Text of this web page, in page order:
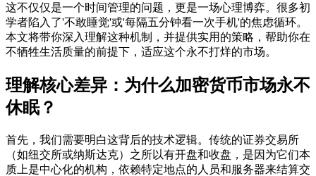
这不仅仅是一个时间管理的问题，更是一场心理博弈。很多初
学者陷入了'不敢睡觉'或'每隔五分钟看一次手机'的焦虑循环。
本文将带你深入理解这种机制，并提供实用的策略，帮助你在
不牺牲生活质量的前提下，适应这个永不打烊的市场。
理解核心差异：为什么加密货币市场永不
休眠？
首先，我们需要明白这背后的技术逻辑。传统的证券交易所
（如纽交所或纳斯达克）之所以有开盘和收盘，是因为它们本
质上是中心化的机构，依赖特定地点的人员和服务器来结算交